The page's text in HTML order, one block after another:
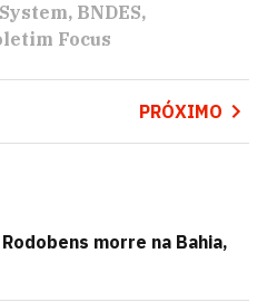
BNDES
Focus
PRÓXIMO
morre na Bahia,